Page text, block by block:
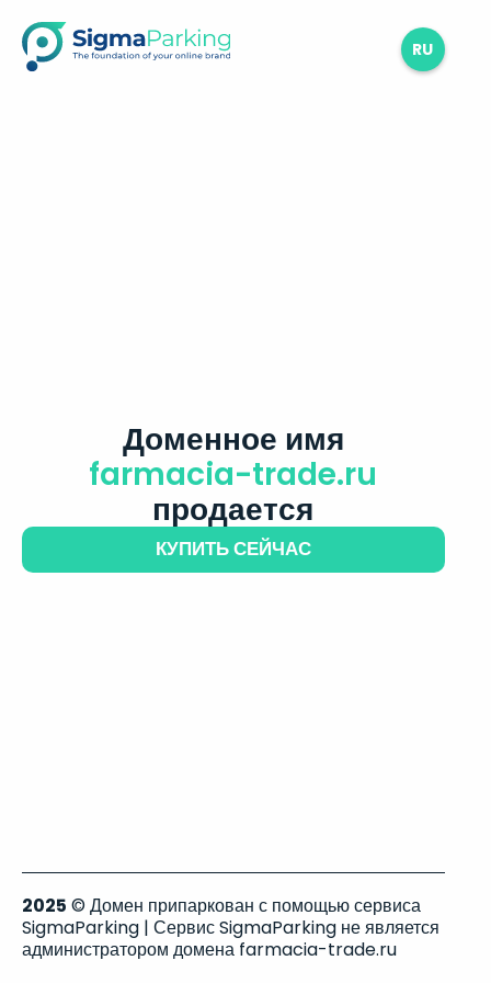
RU
Доменное имя
farmacia-trade.ru
продается
КУПИТЬ СЕЙЧАС
2025 © Домен припаркован с помощью сервиса
SigmaParking | Сервис SigmaParking не является
администратором домена farmacia-trade.ru